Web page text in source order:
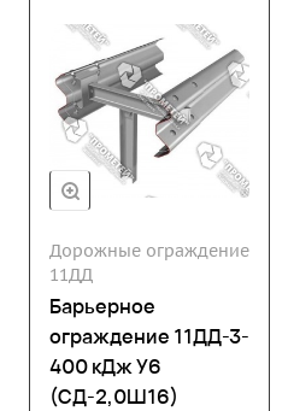
Дорожные ограждение
11ДД
Барьерное
ограждение 11ДД-3-
400 кДж У6
(СД-2,0Ш16)